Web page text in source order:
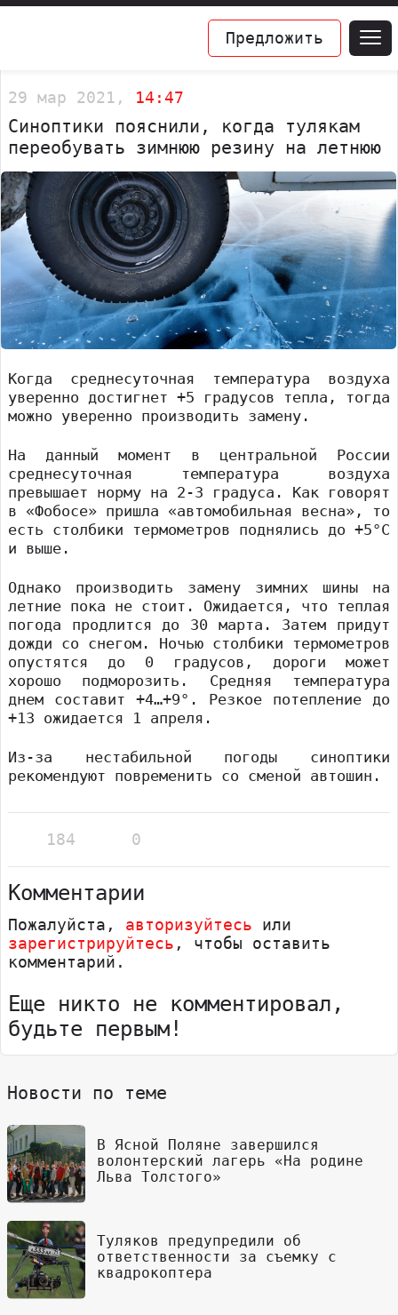
Предложить
29 мар 2021, 14:47
Синоптики пояснили, когда тулякам
переобувать зимнюю резину на летнюю
Когда среднесуточная температура воздуха
уверенно достигнет +5 градусов тепла, тогда
можно уверенно производить замену.
На данный момент в центральной России
среднесуточная температура воздуха
превышает норму на 2-3 градуса. Как говорят
в «Фобосе» пришла «автомобильная весна», то
есть столбики термометров поднялись до +5°С
и выше.
Однако производить замену зимних шины на
летние пока не стоит. Ожидается, что теплая
погода продлится до 30 марта. Затем придут
дожди со снегом. Ночью столбики термометров
опустятся до 0 градусов, дороги может
хорошо подморозить. Средняя температура
днем составит +4…+9°. Резкое потепление до
+13 ожидается 1 апреля.
Из-за нестабильной погоды синоптики
рекомендуют повременить со сменой автошин.
184 0
Комментарии
Пожалуйста, авторизуйтесь или
зарегистрируйтесь , чтобы оставить
комментарий.
Еще никто не комментировал,
будьте первым!
Новости по теме
В Ясной Поляне завершился
волонтерский лагерь «На родине
Льва Толстого»
Туляков предупредили об
ответственности за съемку с
квадрокоптера